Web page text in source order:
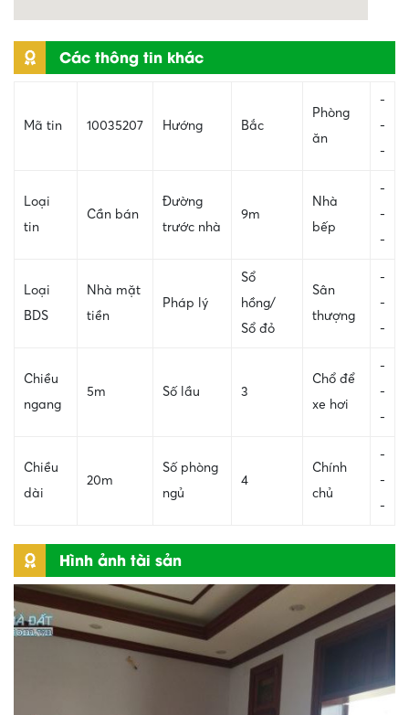
Các thông tin khác
Mã tin 10035207 Hướng Bắc
Phòng
ăn
-
-
-
Loại
tin
Cần bán
Đường
trước nhà
9m
Nhà
bếp
-
-
-
Loại
BDS
Nhà mặt
tiền
Pháp lý
Sổ
hồng/
Sổ đỏ
Sân
thượng
-
-
-
Chiều
ngang
5m Số lầu 3
Chổ để
xe hơi
-
-
-
Chiều
dài
20m
Số phòng
ngủ
4
Chính
chủ
-
-
-
Hình ảnh tài sản